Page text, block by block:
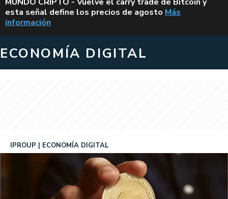
esta señal define los precios de agosto VUELVE EL
Más
información
ECONOMÍA DIGITAL
IPROUP ECONOMÍA DIGITAL